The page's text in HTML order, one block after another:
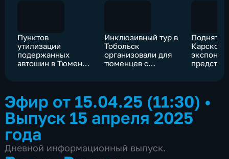
Пунктов
утилизации
подержанных
автошин в Тюмени
Инклюзивный тур в
Тобольск
организовали для
тюменцев с
Эфир от 15.04.25 (11:30) •
Выпуск 15 апреля 2025
года
Дневной информационный выпуск.